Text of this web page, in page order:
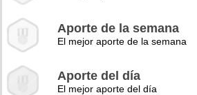
Aporte de la semana
El mejor aporte de la semana
Aporte del día
El mejor aporte del día